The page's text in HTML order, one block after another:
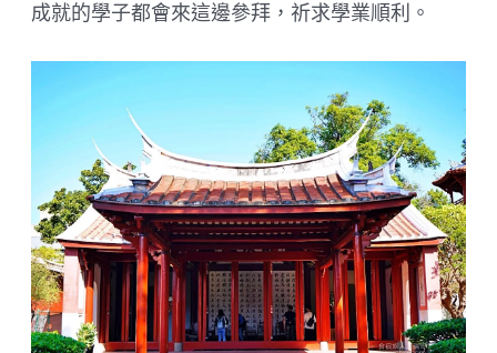
成就的學子都會來這邊參拜，祈求學業順利。